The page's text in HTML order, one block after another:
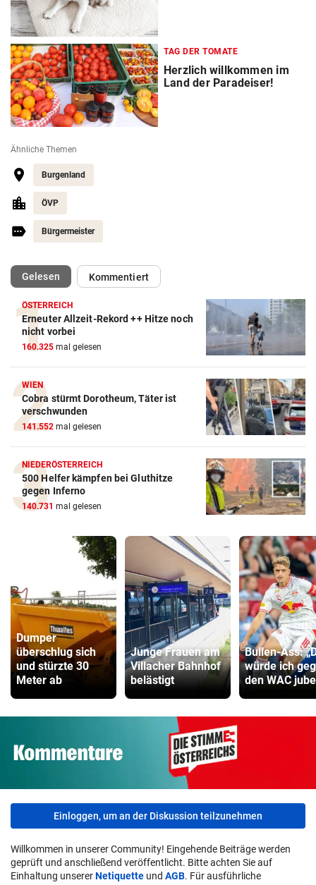
TAG DER TOMATE
Herzlich willkommen im
Land der Paradeiser!
Ähnliche Themen
Burgenland
ÖVP
Bürgermeister
Gelesen(ausgewählt)Kommentiert
ÖSTERREICH
Erneuter Allzeit-Rekord ++ Hitze noch
nicht vorbei
160.325 mal gelesen
WIEN
Cobra stürmt Dorotheum, Täter ist
verschwunden
141.552 mal gelesen
NIEDERÖSTERREICH
500 Helfer kämpfen bei Gluthitze
gegen Inferno
140.731 mal gelesen
Dumper
überschlug sich
und stürzte 30
Meter ab
Junge Frauen am
Villacher Bahnhof
belästigt
Bullen-Ass:
würde ich
den WAC
Einloggen, um an der Diskussion teilzunehmen
Willkommen in unserer Community! Eingehende Beiträge werden
geprüft und anschließend veröffentlicht. Bitte achten Sie auf
Einhaltung unsererNetiquette und AGB. Für ausführliche